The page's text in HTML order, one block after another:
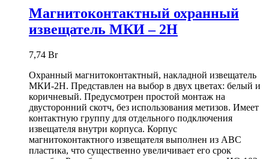
Магнитоконтактный охранный
извещатель МКИ – 2Н
7,74 Br
Охранный магнитоконтактный, накладной извещатель
МКИ-2Н. Представлен на выбор в двух цветах: белый и
коричневый. Предусмотрен простой монтаж на
двусторонний скотч, без использования метизов. Имеет
контактную группу для отдельного подключения
извещателя внутри корпуса. Корпус
магнитоконтактного извещателя выполнен из ABC
пластика, что существенно увеличивает его срок